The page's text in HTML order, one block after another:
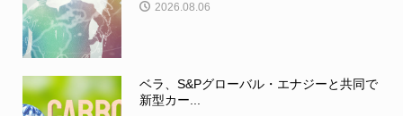
2026.08.06
ベラ、S&Pグローバル・エナジーと共同で
新型カー...